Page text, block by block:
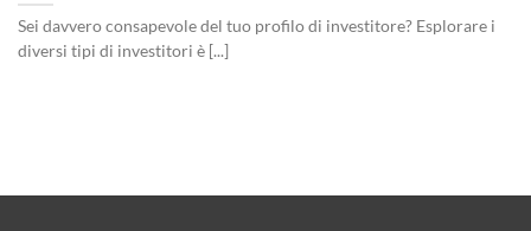
Sei davvero consapevole del tuo profilo di investitore? Esplorare i
diversi tipi di investitori è [...]